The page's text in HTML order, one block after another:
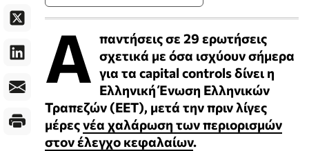
Α παντήσεις σε 29 ερωτήσεις
σχετικά με όσα ισχύουν σήμερα
για τα capital controls δίνει η
Ελληνική Ένωση Ελληνικών
Τραπεζών (ΕΕΤ), μετά την πριν λίγες
μέρεςνέα χαλάρωση των περιορισμών
στον έλεγχο κεφαλαίων.